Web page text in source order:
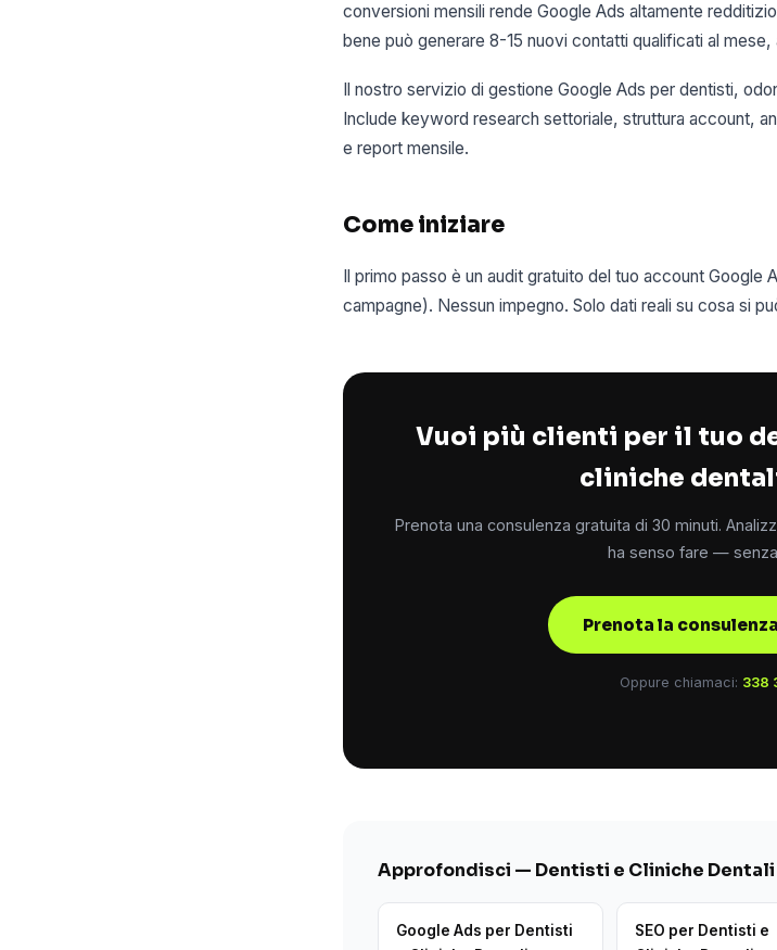
conversioni mensili rende Google Ads altamente
bene può generare 8-15 nuovi contatti qualificati al
Il nostro servizio di gestione Google Ads per dentisti,
Include keyword research settoriale, struttura account,
e report mensile.
Come iniziare
Il primo passo è un audit gratuito del tuo account Google
campagne). Nessun impegno. Solo dati reali su cosa si
Vuoi più clienti per il tuo
cliniche
Prenota una consulenza gratuita di 30 minuti.
ha senso fare —
Prenota la
Oppure chiamaci: 338
Approfondisci — Dentisti e Cliniche Dentali
Google Ads per Dentisti
SEO per Dentisti e